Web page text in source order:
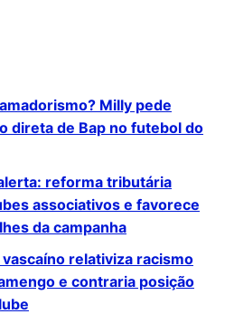
Milly pede
direta de Bap no futebol do
reforma tributária
associativos e favorece
da campanha
relativiza racismo
e contraria posição